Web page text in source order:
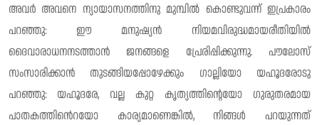
അവർ അവനെ ന്യായാസനത്തിനു മുമ്പിൽ കൊണ്ടുവന്ന് ഇപ്രകാരം
പറഞ്ഞു: ഈ മനുഷ്യൻ നിയമവിരുദ്ധമായരീതിയിൽ
ദൈവാരാധനനടത്താൻ ജനങ്ങളെ പ്രേരിപ്പിക്കുന്നു. പൗലോസ്
സംസാരിക്കാൻ തുടങ്ങിയപ്പോഴേക്കും ഗാല്ലിയോ യഹൂദരോടു
പറഞ്ഞു: യഹൂദരേ, വല്ല കുറ്റ കൃത്യത്തിന്റെയോ ഗുരുതരമായ
പാതകത്തിൻെറയോ കാര്യമാണെങ്കിൽ, നിങ്ങൾ പറയുന്നത്